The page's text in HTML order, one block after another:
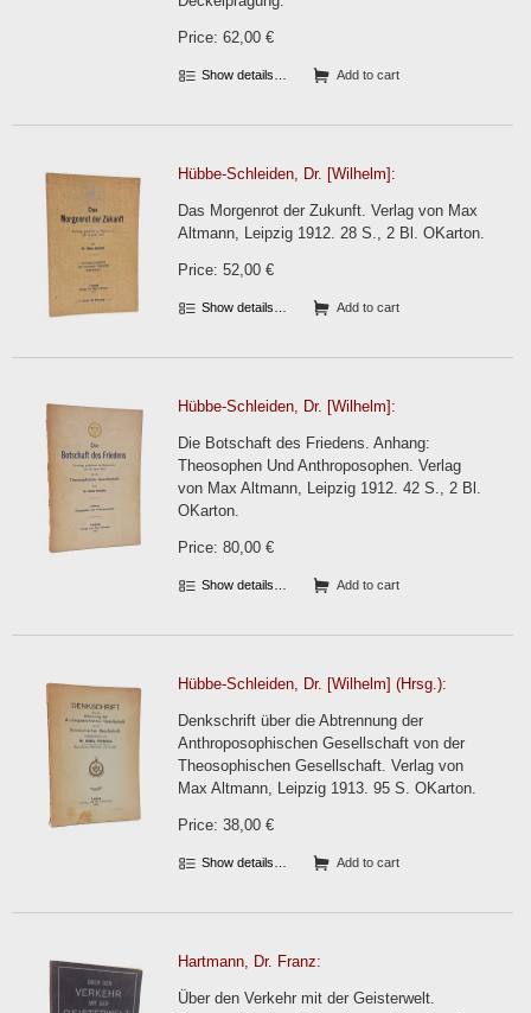
Price: 62,00 €
Show details… Add to cart
Hübbe-Schleiden, Dr. [Wilhelm]:
Das Morgenrot der Zukunft. Verlag von Max
Altmann, Leipzig 1912. 28 S., 2 Bl. OKarton.
Price: 52,00 €
Show details… Add to cart
Hübbe-Schleiden, Dr. [Wilhelm]:
Die Botschaft des Friedens. Anhang:
Theosophen Und Anthroposophen. Verlag
von Max Altmann, Leipzig 1912. 42 S., 2 Bl.
OKarton.
Price: 80,00 €
Show details… Add to cart
Hübbe-Schleiden, Dr. [Wilhelm] (Hrsg.):
Denkschrift über die Abtrennung der
Anthroposophischen Gesellschaft von der
Theosophischen Gesellschaft. Verlag von
Max Altmann, Leipzig 1913. 95 S. OKarton.
Price: 38,00 €
Show details… Add to cart
Hartmann, Dr. Franz:
Über den Verkehr mit der Geisterwelt.